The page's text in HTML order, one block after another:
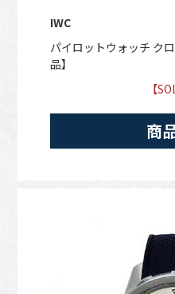
IWC
パイロットウォッチ ク
品】
【
商